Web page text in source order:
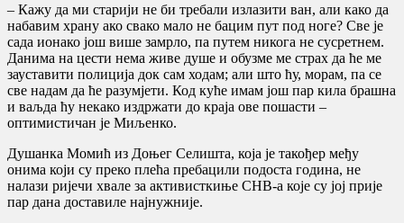
– Кажу да ми старији не би требали излазити ван, али како да
набавим храну ако свако мало не бацим пут под ноге? Све је
сада ионако још више замрло, па путем никога не сусретнем.
Данима на цести нема живе душе и обузме ме страх да ће ме
зауставити полиција док сам ходам; али што ћу, морам, па се
све надам да ће разумјети. Код куће имам још пар кила брашна
и ваљда ћу некако издржати до краја ове пошасти –
оптимистичан је Миљенко.
Душанка Момић из Доњег Селишта, која је такођер међу
онима који су преко плећа пребацили подоста година, не
налази ријечи хвале за активисткиње СНВ-а које су јој прије
пар дана доставиле најнужније.